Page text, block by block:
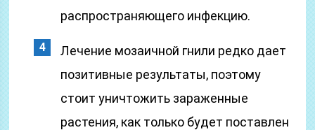
распространяющего инфекцию.
Лечение мозаичной гнили редко дает
позитивные результаты, поэтому
стоит уничтожить зараженные
растения, как только будет поставлен